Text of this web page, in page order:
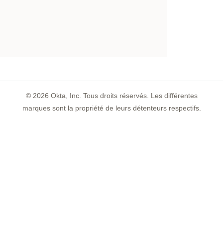
© 2026 Okta, Inc. Tous droits réservés. Les différentes
marques sont la propriété de leurs détenteurs respectifs.